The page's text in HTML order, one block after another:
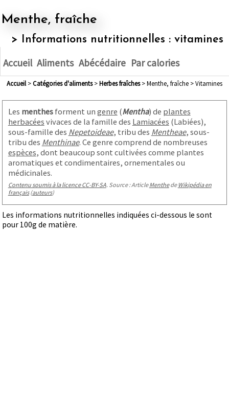
Menthe, fraîche
> Informations nutritionnelles : vitamines
Accueil Aliments Abécédaire Par calories
Accueil> Catégories d'aliments> herbes fraîches> Menthe, fraîche > Vitamines
Les menthesforment un genre (Mentha) de plantes
herbacées vivaces de la famille des Lamiacées (Labiées),
sous-famille des Nepetoideae, tribu des Mentheae, sous-
tribu des Menthinae. Ce genre comprend de nombreuses
espèces, dont beaucoup sont cultivées comme plantes
aromatiques et condimentaires, ornementales ou
médicinales.
Contenu soumis à la licence CC-BY-SA. Source : ArticleMenthede Wikipédia en
français(auteurs)
Les informations nutritionnelles indiquées ci-dessous le sont
pour 100g de matière.